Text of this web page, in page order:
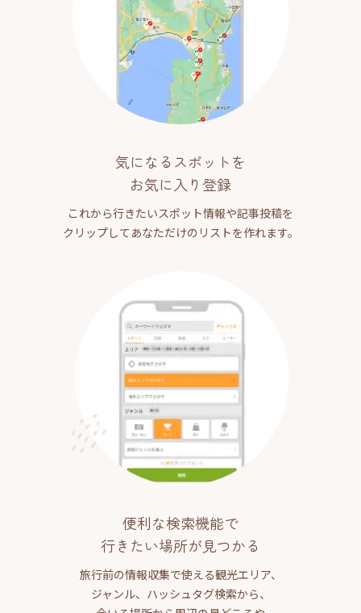
気になるスポットを
お気に入り登録
これから行きたいスポット情報や記事投稿を
クリップしてあなただけのリストを作れます。
便利な検索機能で
行きたい場所が見つかる
旅行前の情報収集で使える観光エリア、
ジャンル、ハッシュタグ検索から、